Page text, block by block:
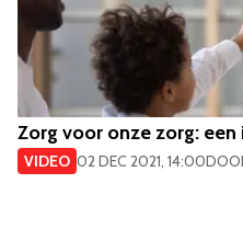
​Zorg voor onze zorg:
VIDEO 02 DEC 2021, 14:00